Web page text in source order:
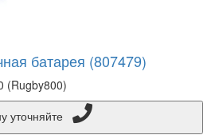
батарея (807479)
(Rugby800)